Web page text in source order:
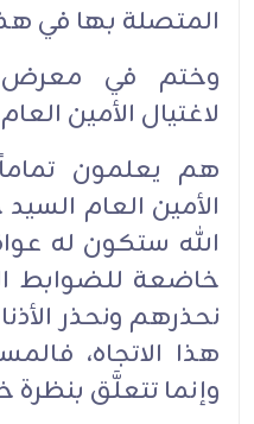
المتصلة بها في
وختم في معرض
لاغتيال الأمين
هم يعلمون
الأمين العام
الله ستكون له
خاضعة للضوابط
نحذرهم ونحذر
هذا الاتجاه،
وإنما تتعلَّق بنظرة